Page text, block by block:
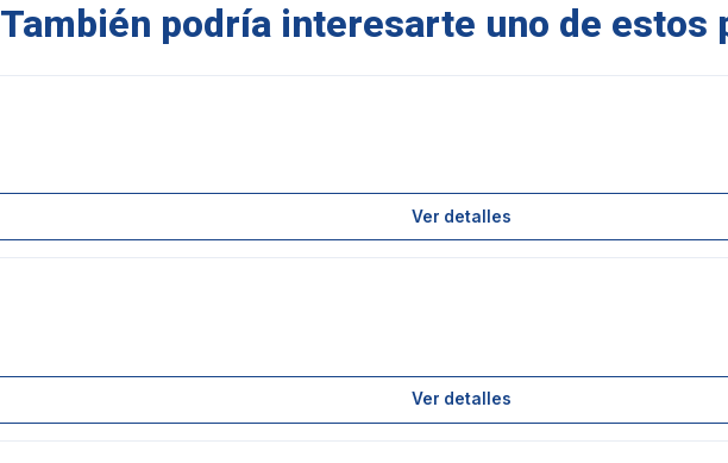
También podría interesarte uno de estos
Ver detalles
Ver detalles